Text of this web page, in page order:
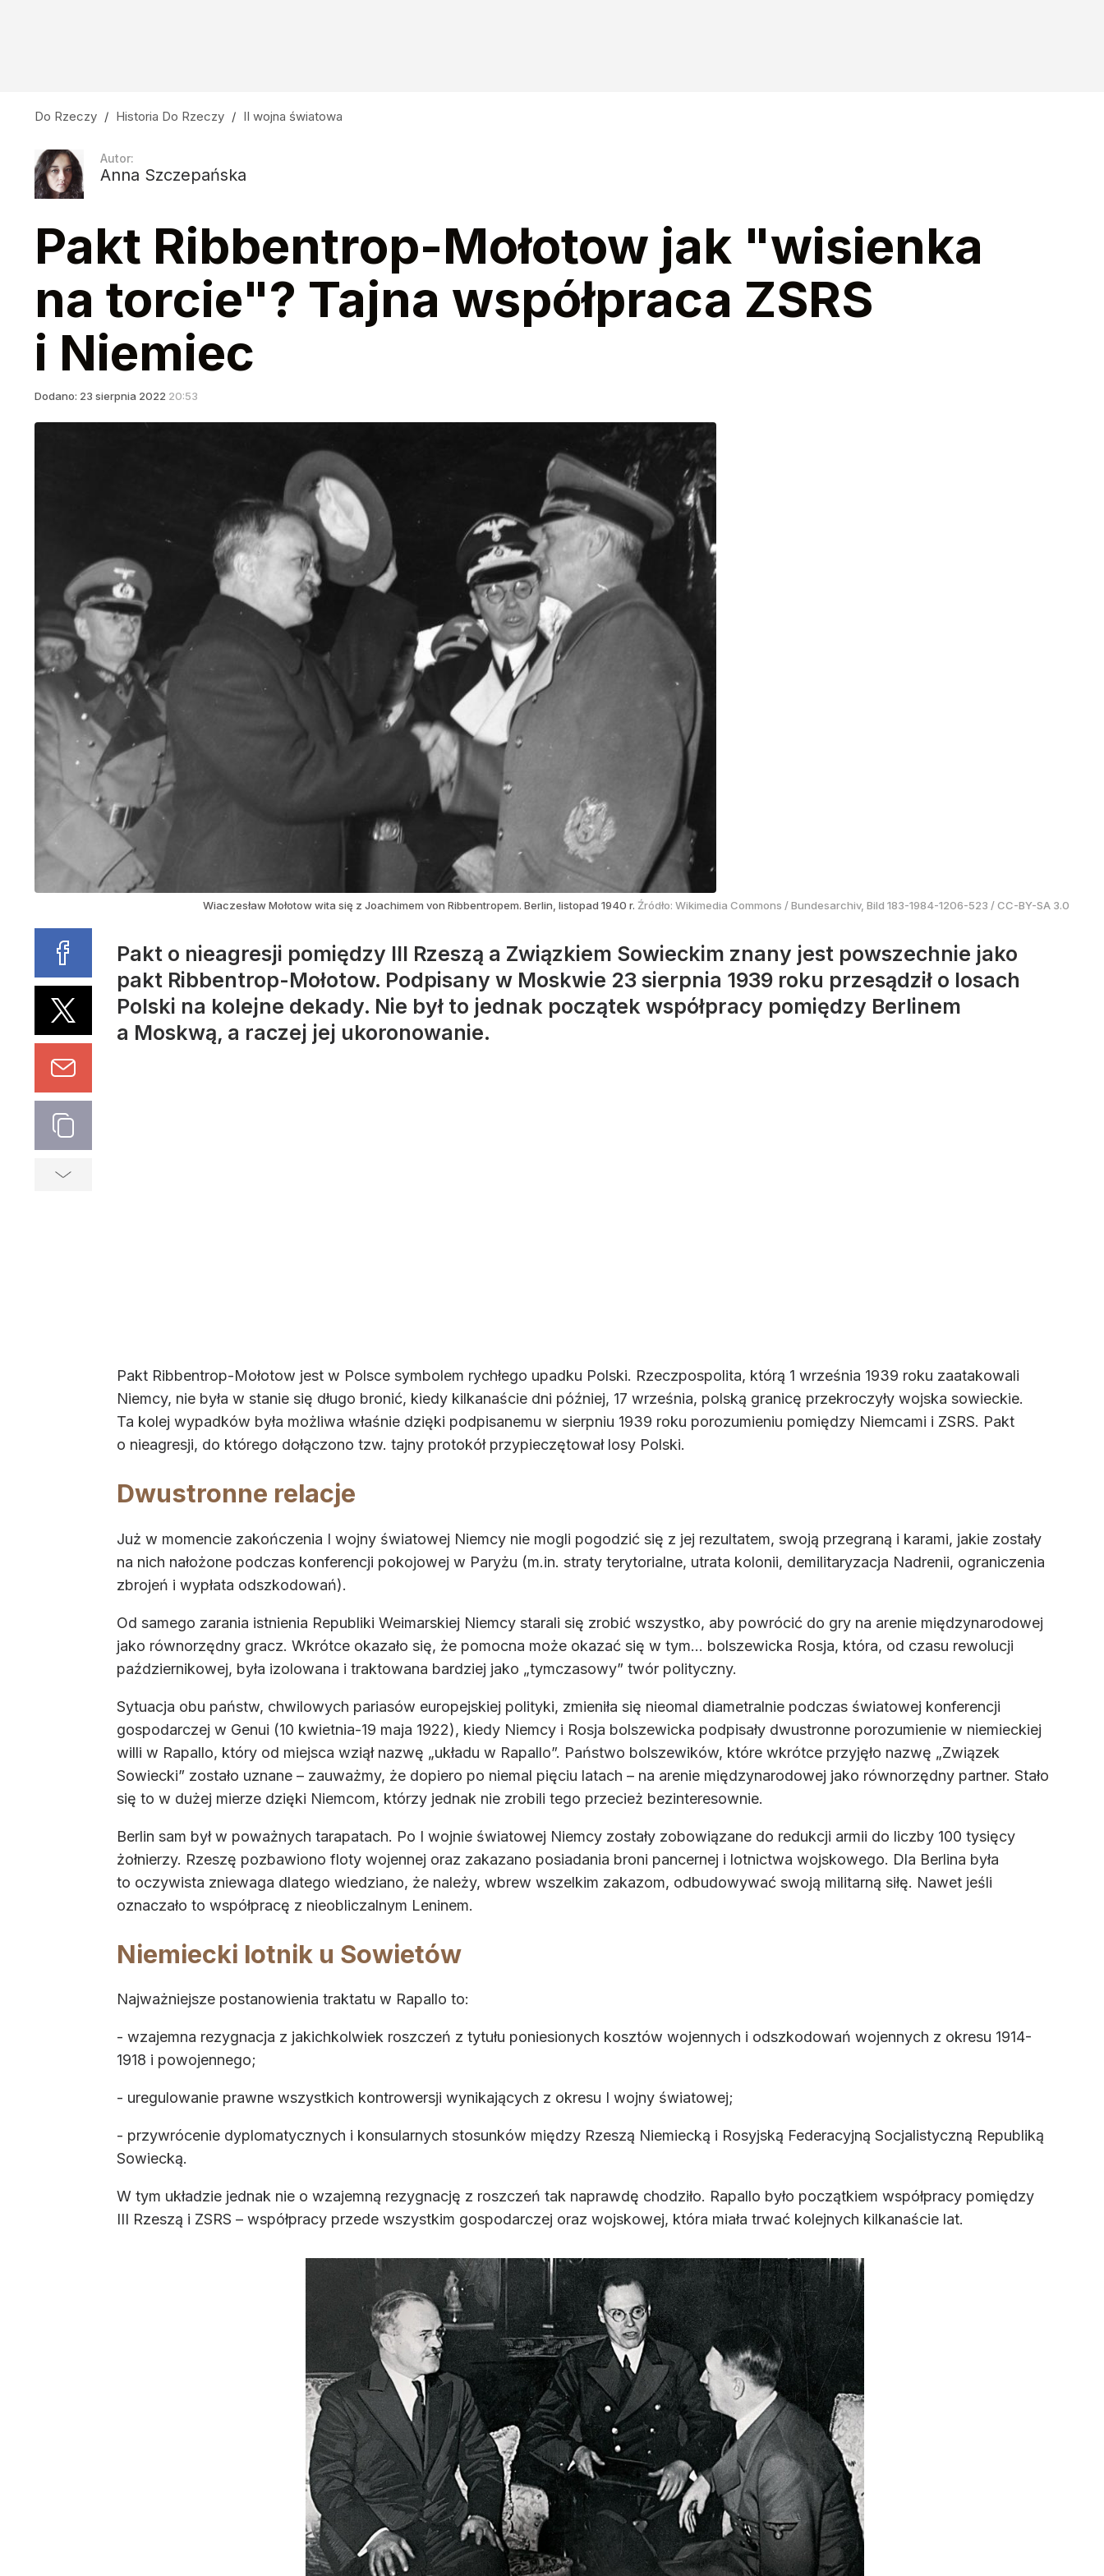
Do Rzeczy / Historia Do Rzeczy / II wojna światowa
Autor:
Anna Szczepańska
Pakt Ribbentrop-Mołotow jak "wisienka
na torcie"? Tajna współpraca ZSRS
i Niemiec
Dodano: 23 sierpnia 2022 20:53
Wiaczesław Mołotow wita się z Joachimem von Ribbentropem. Berlin, listopad 1940 r. Źródło: Wikimedia Commons /Bundesarchiv, Bild 183-1984-1206-523 / CC-BY-SA 3.0
Pakt o nieagresji pomiędzy III Rzeszą a Związkiem Sowieckim znany jest powszechnie jako
pakt Ribbentrop-Mołotow. Podpisany w Moskwie 23 sierpnia 1939 roku przesądził o losach
Polski na kolejne dekady. Nie był to jednak początek współpracy pomiędzy Berlinem
a Moskwą, a raczej jej ukoronowanie.
Pakt Ribbentrop-Mołotow jest w Polsce symbolem rychłego upadku Polski. Rzeczpospolita, którą 1 września 1939 roku zaatakowali
Niemcy, nie była w stanie się długo bronić, kiedy kilkanaście dni później, 17 września, polską granicę przekroczyły wojska sowieckie.
Ta kolej wypadków była możliwa właśnie dzięki podpisanemu w sierpniu 1939 roku porozumieniu pomiędzy Niemcami i ZSRS. Pakt
o nieagresji, do którego dołączono tzw. tajny protokół przypieczętował losy Polski.
Dwustronne relacje
Już w momencie zakończenia I wojny światowej Niemcy nie mogli pogodzić się z jej rezultatem, swoją przegraną i karami, jakie zostały
na nich nałożone podczas konferencji pokojowej w Paryżu (m.in. straty terytorialne, utrata kolonii, demilitaryzacja Nadrenii, ograniczenia
zbrojeń i wypłata odszkodowań).
Od samego zarania istnienia Republiki Weimarskiej Niemcy starali się zrobić wszystko, aby powrócić do gry na arenie międzynarodowej
jako równorzędny gracz. Wkrótce okazało się, że pomocna może okazać się w tym… bolszewicka Rosja, która, od czasu rewolucji
październikowej, była izolowana i traktowana bardziej jako „tymczasowy” twór polityczny.
Sytuacja obu państw, chwilowych pariasów europejskiej polityki, zmieniła się nieomal diametralnie podczas światowej konferencji
gospodarczej w Genui (10 kwietnia-19 maja 1922), kiedy Niemcy i Rosja bolszewicka podpisały dwustronne porozumienie w niemieckiej
willi w Rapallo, który od miejsca wziął nazwę „układu w Rapallo”. Państwo bolszewików, które wkrótce przyjęło nazwę „Związek
Sowiecki” zostało uznane – zauważmy, że dopiero po niemal pięciu latach – na arenie międzynarodowej jako równorzędny partner. Stało
się to w dużej mierze dzięki Niemcom, którzy jednak nie zrobili tego przecież bezinteresownie.
Berlin sam był w poważnych tarapatach. Po I wojnie światowej Niemcy zostały zobowiązane do redukcji armii do liczby 100 tysięcy
żołnierzy. Rzeszę pozbawiono floty wojennej oraz zakazano posiadania broni pancernej i lotnictwa wojskowego. Dla Berlina była
to oczywista zniewaga dlatego wiedziano, że należy, wbrew wszelkim zakazom, odbudowywać swoją militarną siłę. Nawet jeśli
oznaczało to współpracę z nieobliczalnym Leninem.
Niemiecki lotnik u Sowietów
Najważniejsze postanowienia traktatu w Rapallo to:
- wzajemna rezygnacja z jakichkolwiek roszczeń z tytułu poniesionych kosztów wojennych i odszkodowań wojennych z okresu 1914-
1918 i powojennego;
- uregulowanie prawne wszystkich kontrowersji wynikających z okresu I wojny światowej;
- przywrócenie dyplomatycznych i konsularnych stosunków między Rzeszą Niemiecką i Rosyjską Federacyjną Socjalistyczną Republiką
Sowiecką.
W tym układzie jednak nie o wzajemną rezygnację z roszczeń tak naprawdę chodziło. Rapallo było początkiem współpracy pomiędzy
III Rzeszą i ZSRS – współpracy przede wszystkim gospodarczej oraz wojskowej, która miała trwać kolejnych kilkanaście lat.